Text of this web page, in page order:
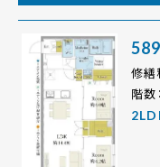
修繕
階数